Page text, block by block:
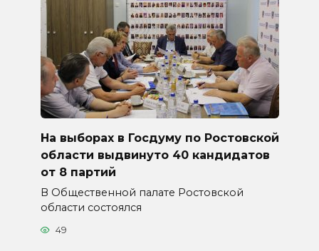
На выборах в Госдуму по Ростовской
области выдвинуто 40 кандидатов
от 8 партий
В Общественной палате Ростовской
области состоялся
49